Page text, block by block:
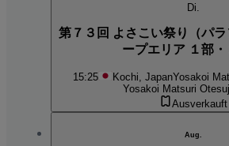
Di.
第７３回 よさこい祭り（パ
ープエリア １部・
15:25 Kochi, JapanYosakoi
Yosakoi Matsuri
Ausverkauft
Aug.